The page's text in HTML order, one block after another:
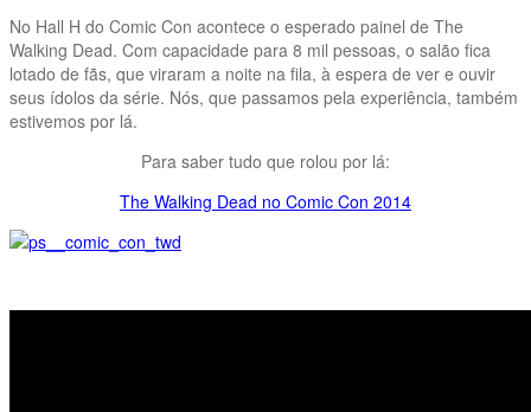
No Hall H do Comic Con acontece o esperado painel de The
Walking Dead. Com capacidade para 8 mil pessoas, o salão fica
lotado de fãs, que viraram a noite na fila, à espera de ver e ouvir
seus ídolos da série. Nós, que passamos pela experiência, também
estivemos por lá.
Para saber tudo que rolou por lá:
The Walking Dead no Comic Con 2014